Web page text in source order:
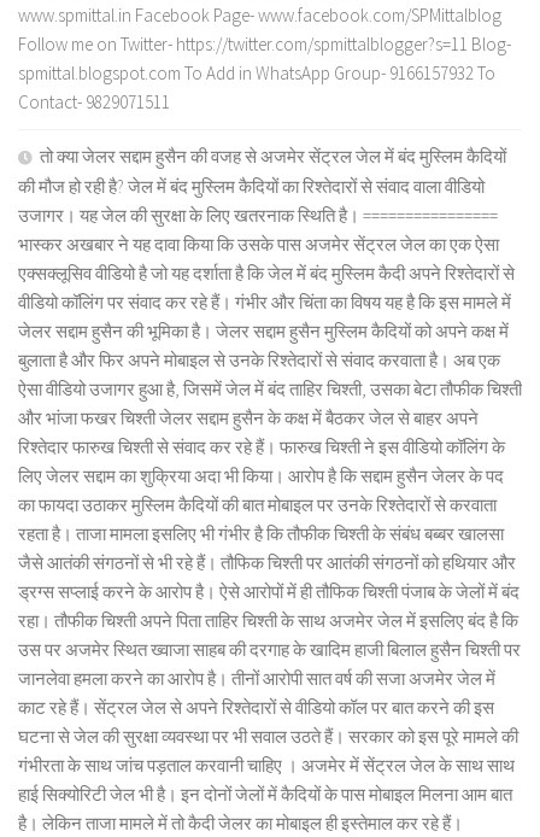
www.spmittal.in Facebook Page- www.facebook.com/SPMittalblog
Follow me on Twitter- https://twitter.com/spmittalblogger?s=11 Blog-
spmittal.blogspot.com To Add in WhatsApp Group- 9166157932 To
Contact- 9829071511
तो क्या जेलर सद्दाम हुसैन की वजह से अजमेर सेंट्रल जेल में बंद मुस्लिम कैदियों
की मौज हो रही है? जेल में बंद मुस्लिम कैदियों का रिश्तेदारों से संवाद वाला वीडियो
उजागर। यह जेल की सुरक्षा के लिए खतरनाक स्थिति है। ================
भास्कर अखबार ने यह दावा किया कि उसके पास अजमेर सेंट्रल जेल का एक ऐसा
एक्सक्लूसिव वीडियो है जो यह दर्शाता है कि जेल में बंद मुस्लिम कैदी अपने रिश्तेदारों से
वीडियो कॉलिंग पर संवाद कर रहे हैं। गंभीर और चिंता का विषय यह है कि इस मामले में
जेलर सद्दाम हुसैन की भूमिका है। जेलर सद्दाम हुसैन मुस्लिम कैदियों को अपने कक्ष में
बुलाता है और फिर अपने मोबाइल से उनके रिश्तेदारों से संवाद करवाता है। अब एक
ऐसा वीडियो उजागर हुआ है, जिसमें जेल में बंद ताहिर चिश्ती, उसका बेटा तौफीक चिश्ती
और भांजा फखर चिश्ती जेलर सद्दाम हुसैन के कक्ष में बैठकर जेल से बाहर अपने
रिश्तेदार फारुख चिश्ती से संवाद कर रहे हैं। फारुख चिश्ती ने इस वीडियो कॉलिंग के
लिए जेलर सद्दाम का शुक्रिया अदा भी किया। आरोप है कि सद्दाम हुसैन जेलर के पद
का फायदा उठाकर मुस्लिम कैदियों की बात मोबाइल पर उनके रिश्तेदारों से करवाता
रहता है। ताजा मामला इसलिए भी गंभीर है कि तौफीक चिश्ती के संबंध बब्बर खालसा
जैसे आतंकी संगठनों से भी रहे हैं। तौफिक चिश्ती पर आतंकी संगठनों को हथियार और
ड्रग्स सप्लाई करने के आरोप है। ऐसे आरोपों में ही तौफिक चिश्ती पंजाब के जेलों में बंद
रहा। तौफीक चिश्ती अपने पिता ताहिर चिश्ती के साथ अजमेर जेल में इसलिए बंद है कि
उस पर अजमेर स्थित ख्वाजा साहब की दरगाह के खादिम हाजी बिलाल हुसैन चिश्ती पर
जानलेवा हमला करने का आरोप है। तीनों आरोपी सात वर्ष की सजा अजमेर जेल में
काट रहे हैं। सेंट्रल जेल से अपने रिश्तेदारों से वीडियो कॉल पर बात करने की इस
घटना से जेल की सुरक्षा व्यवस्था पर भी सवाल उठते हैं। सरकार को इस पूरे मामले की
गंभीरता के साथ जांच पड़ताल करवानी चाहिए । अजमेर में सेंट्रल जेल के साथ साथ
हाई सिक्योरिटी जेल भी है। इन दोनों जेलों में कैदियों के पास मोबाइल मिलना आम बात
है। लेकिन ताजा मामले में तो कैदी जेलर का मोबाइल ही इस्तेमाल कर रहे हैं।